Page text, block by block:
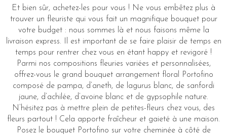
Et bien sûr, achetez-les pour vous ! Ne vous embêtez plus à
trouver un fleuriste qui vous fait un magnifique bouquet pour
votre budget : nous sommes là et nous faisons même la
livraison express. Il est important de se faire plaisir de temps en
temps pour rentrer chez vous en étant happy et revigoré !
Parmi nos compositions fleuries variées et personnalisées,
offrez-vous le grand bouquet arrangement floral Portofino
composé de pampa, d’aneth, de lagurus blanc, de sanfordi
jaune, d’achilée, d’avoine blanc et de gypsophile nature.
N’hésitez pas à mettre plein de petites-fleurs chez vous, des
fleurs partout ! Cela apporte fraîcheur et gaieté à une maison.
Posez le bouquet Portofino sur votre cheminée à côté de